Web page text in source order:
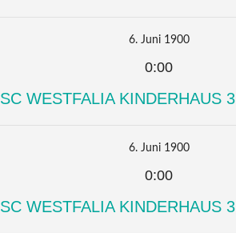
6. Juni 1900
0:00
SC WESTFALIA KINDERHAUS 3
6. Juni 1900
0:00
SC WESTFALIA KINDERHAUS 3